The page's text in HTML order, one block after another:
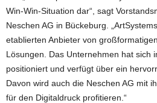
Win-Win-Situation dar“, sagt
Neschen AG in Bückeburg.
etablierten Anbieter von
Lösungen. Das Unternehmen hat sich
positioniert und verfügt über ein
Davon wird auch die Neschen AG mit
für den Digitaldruck profitieren.“